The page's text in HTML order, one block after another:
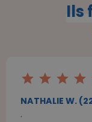
Ils
star star star star
NATHALIE W.
.